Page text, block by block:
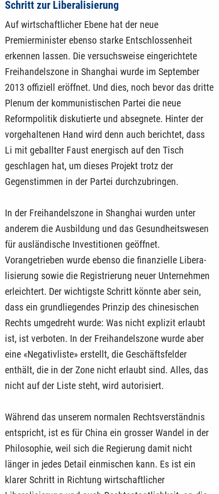
Schritt zur Liberalisierung
Auf wirtschaftlicher Ebene hat der neue
Premierminister ebenso starke Entschlossenheit
erkennen lassen. Die versuchsweise eingerichtete
Freihandelszone in Shanghai wurde im September
2013 offiziell eröffnet. Und dies, noch bevor das dritte
Plenum der kommunistischen Partei die neue
Reformpolitik diskutierte und absegnete. Hinter der
vorge­haltenen Hand wird denn auch berichtet, dass
Li mit geballter Faust energisch auf den Tisch
geschlagen hat, um dieses Projekt trotz der
Gegenstimmen in der Partei durch­zubringen.
In der Freihandelszone in Shanghai wurden unter
anderem die Ausbildung und das Gesundheitswesen
für ausländische Investitionen geöffnet.
Vorangetrieben wurde ebenso die finanzielle Libera­
lisierung sowie die Registrierung neuer Unternehmen
erleichtert. Der wichtigste Schritt könnte aber sein,
dass ein grundliegendes Prinzip des chinesischen
Rechts umgedreht wurde: Was nicht explizit erlaubt
ist, ist verboten. In der Freihandelszone wurde aber
eine «Negativliste» erstellt, die Geschäftsfelder
enthält, die in der Zone nicht erlaubt sind. Alles, das
nicht auf der Liste steht, wird autorisiert.
Während das unserem normalen Rechtsverständnis
entspricht, ist es für China ein grosser Wandel in der
Philosophie, weil sich die Regierung damit nicht
länger in jedes Detail einmischen kann. Es ist ein
klarer Schritt in Richtung wirtschaftlicher